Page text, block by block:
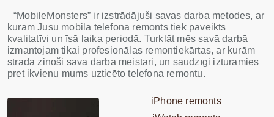
“MobileMonsters” ir izstrādājuši savas darba metodes, ar
kurām Jūsu mobilā telefona remonts tiek paveikts
kvalitatīvi un īsā laika periodā. Turklāt mēs savā darbā
izmantojam tikai profesionālas remontiekārtas, ar kurām
strādā zinoši sava darba meistari, un saudzīgi izturamies
pret ikvienu mums uzticēto telefona remontu.
iPhone remonts